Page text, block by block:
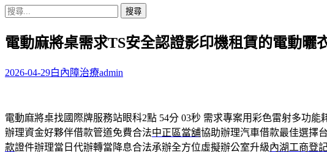
搜
關
字:
電動麻將桌需求TS安全認證影印機租賃的電動曬
2026-04-29白內障治療admin
電動麻將桌找國際牌服務站眼科2點 54分 03秒 需求專案用彩色雷射多功能
辦理資金好夥伴借款管道免費合法中正區當舖協助辦理汽車借款最佳選擇
款證件辦理當日代辦轉當降息合法承辦全方位虛擬辦公室升級內湖工商登